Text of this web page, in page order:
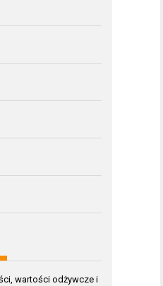
wartości odżywcze i